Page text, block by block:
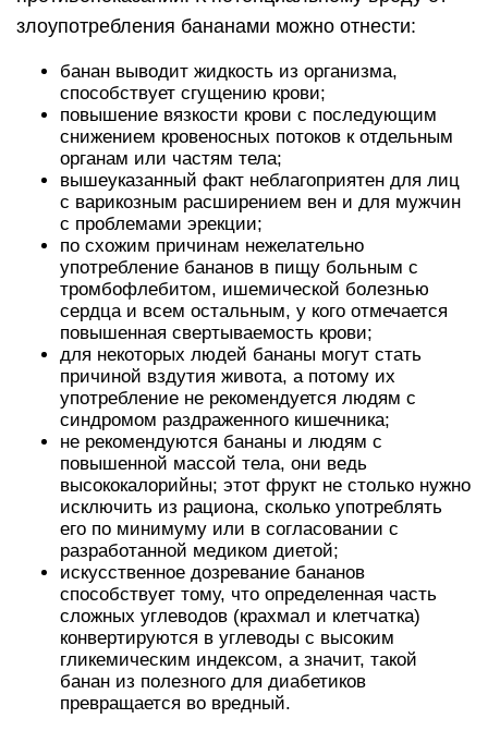
злоупотребления бананами можно отнести:
банан выводит жидкость из организма,
способствует сгущению крови;
повышение вязкости крови с последующим
снижением кровеносных потоков к отдельным
органам или частям тела;
вышеуказанный факт неблагоприятен для лиц
с варикозным расширением вен и для мужчин
с проблемами эрекции;
по схожим причинам нежелательно
употребление бананов в пищу больным с
тромбофлебитом, ишемической болезнью
сердца и всем остальным, у кого отмечается
повышенная свертываемость крови;
для некоторых людей бананы могут стать
причиной вздутия живота, а потому их
употребление не рекомендуется людям с
синдромом раздраженного кишечника;
не рекомендуются бананы и людям с
повышенной массой тела, они ведь
высококалорийны; этот фрукт не столько нужно
исключить из рациона, сколько употреблять
его по минимуму или в согласовании с
разработанной медиком диетой;
искусственное дозревание бананов
способствует тому, что определенная часть
сложных углеводов (крахмал и клетчатка)
конвертируются в углеводы с высоким
гликемическим индексом, а значит, такой
банан из полезного для диабетиков
превращается во вредный.